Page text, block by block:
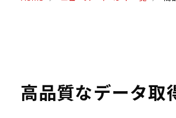
高品質なデータ